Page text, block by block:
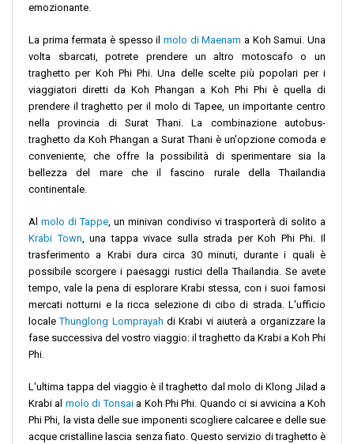
emozionante.
La prima fermata è spesso il molo di Maenam a Koh Samui. Una
volta sbarcati, potrete prendere un altro motoscafo o un
traghetto per Koh Phi Phi. Una delle scelte più popolari per i
viaggiatori diretti da Koh Phangan a Koh Phi Phi è quella di
prendere il traghetto per il molo di Tapee, un importante centro
nella provincia di Surat Thani. La combinazione autobus-
traghetto da Koh Phangan a Surat Thani è un'opzione comoda e
conveniente, che offre la possibilità di sperimentare sia la
bellezza del mare che il fascino rurale della Thailandia
continentale.
Almolo di Tappe, un minivan condiviso vi trasporterà di solito a
Krabi Town, una tappa vivace sulla strada per Koh Phi Phi. Il
trasferimento a Krabi dura circa 30 minuti, durante i quali è
possibile scorgere i paesaggi rustici della Thailandia. Se avete
tempo, vale la pena di esplorare Krabi stessa, con i suoi famosi
mercati notturni e la ricca selezione di cibo di strada. L'ufficio
localeThunglong Lomprayah di Krabi vi aiuterà a organizzare la
fase successiva del vostro viaggio: il traghetto da Krabi a Koh Phi
Phi.
L'ultima tappa del viaggio è il traghetto dal molo di Klong Jilad a
Krabi al molo di Tonsaia Koh Phi Phi. Quando ci si avvicina a Koh
Phi Phi, la vista delle sue imponenti scogliere calcaree e delle sue
acque cristalline lascia senza fiato. Questo servizio di traghetto è